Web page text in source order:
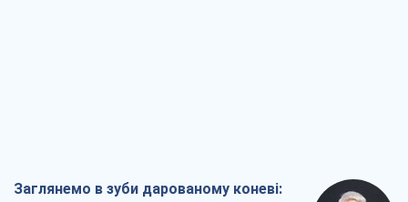
Заглянемо в зуби дарованому коневі: